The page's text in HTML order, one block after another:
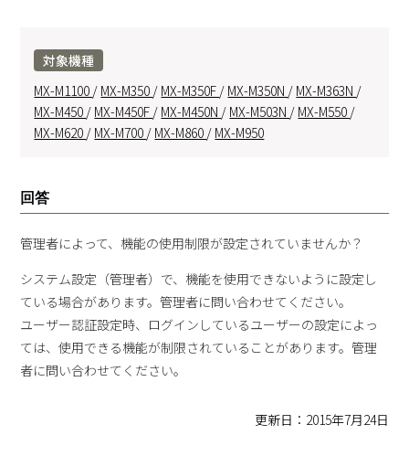
対象機種
MX-M1100 / MX-M350 / MX-M350F / MX-M350N / MX-M363N /
MX-M450 / MX-M450F / MX-M450N / MX-M503N / MX-M550 /
MX-M620 / MX-M700 / MX-M860 / MX-M950
回答
管理者によって、機能の使用制限が設定されていませんか？
システム設定（管理者）で、機能を使用できないように設定し
ている場合があります。管理者に問い合わせてください。
ユーザー認証設定時、ログインしているユーザーの設定によっ
ては、使用できる機能が制限されていることがあります。管理
者に問い合わせてください。
更新日：2015年7月24日